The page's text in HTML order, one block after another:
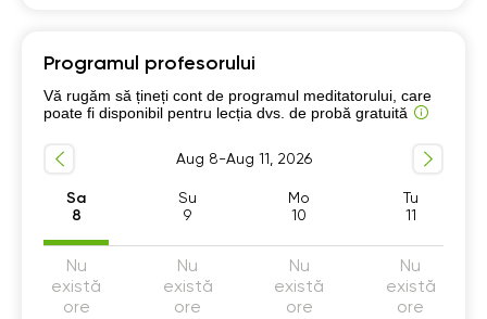
Pregatire Bacalaureat
Program școlar clasele 5-8
Pregătire pentru Examen Național clasa a 8-a
Programul profesorului
Vă rugăm să țineți cont de programul meditatorului, care
poate fi disponibil pentru lecția dvs. de probă gratuită
Aug 8-Aug 11, 2026
Sa
8
Su
9
Mo
10
Tu
11
Nu
există
ore
Nu
există
ore
Nu
există
ore
Nu
există
ore